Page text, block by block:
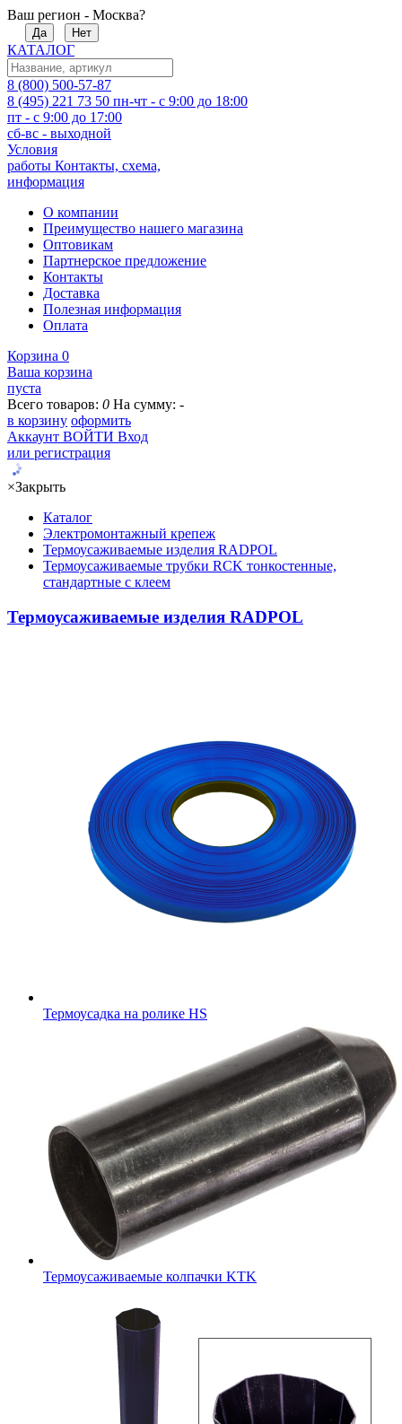
Ваш регион - Москва?
Да Нет
КАТАЛОГ
8 (800) 500-57-87
8 (495) 221 73 50 пн-чт - с 9:00 до 18:00
пт - с 9:00 до 17:00
сб-вс - выходной
Условия
работы Контакты, схема,
информация
О компании
Преимущество нашего магазина
Оптовикам
Партнерское предложение
Контакты
Доставка
Полезная информация
Оплата
Корзина 0
Ваша корзина
пуста
Всего товаров: 0 На сумму: -
в корзину оформить
Аккаунт ВОЙТИ Вход
или регистрация
×Закрыть
Каталог
Электромонтажный крепеж
Термоусаживаемые изделия RADPOL
Термоусаживаемые трубки RCK тонкостенные,
стандартные с клеем
Термоусаживаемые изделия RADPOL
Термоусадка на ролике HS
Термоусаживаемые колпачки KTK